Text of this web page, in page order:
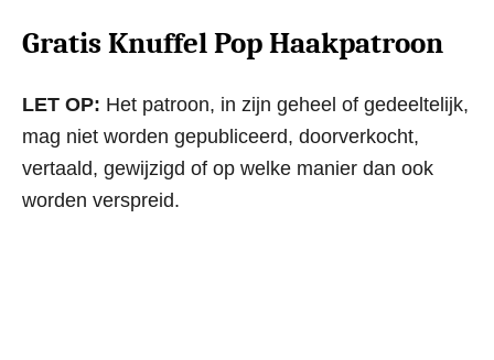
Gratis Knuffel Pop Haakpatroon
LET OP: Het patroon, in zijn geheel of gedeeltelijk,
mag niet worden gepubliceerd, doorverkocht,
vertaald, gewijzigd of op welke manier dan ook
worden verspreid.